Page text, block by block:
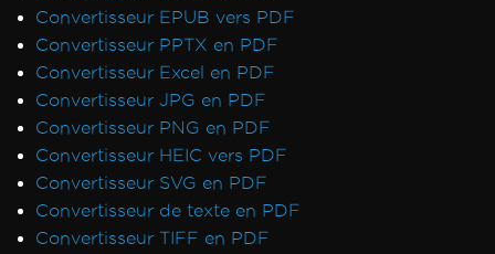
Convertisseur EPUB vers PDF
Convertisseur PPTX en PDF
Convertisseur Excel en PDF
Convertisseur JPG en PDF
Convertisseur PNG en PDF
Convertisseur HEIC vers PDF
Convertisseur SVG en PDF
Convertisseur de texte en PDF
Convertisseur TIFF en PDF